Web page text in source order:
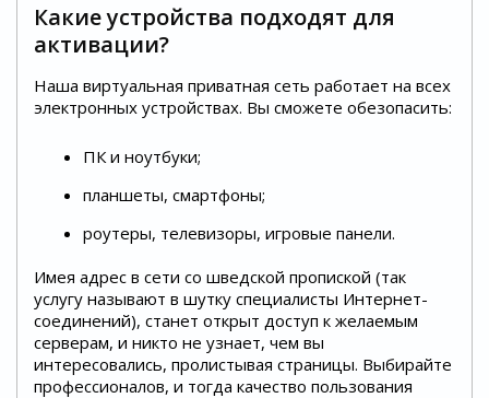
Какие устройства подходят для
активации?
Наша виртуальная приватная сеть работает на всех
электронных устройствах. Вы сможете обезопасить:
ПК и ноутбуки;
планшеты, смартфоны;
роутеры, телевизоры, игровые панели.
Имея адрес в сети со шведской пропиской (так
услугу называют в шутку специалисты Интернет-
соединений), станет открыт доступ к желаемым
серверам, и никто не узнает, чем вы
интересовались, пролистывая страницы. Выбирайте
профессионалов, и тогда качество пользования